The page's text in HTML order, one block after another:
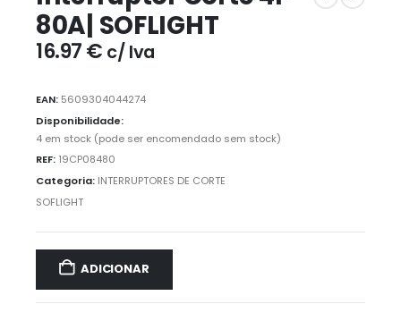
80A| SOFLIGHT
16.97€ c/ Iva
EAN: 5609304044274
Disponibilidade:
4 em stock (pode ser encomendado sem stock)
REF: 19CP08480
Categoria: INTERRUPTORES DE CORTE
SOFLIGHT
ADICIONAR